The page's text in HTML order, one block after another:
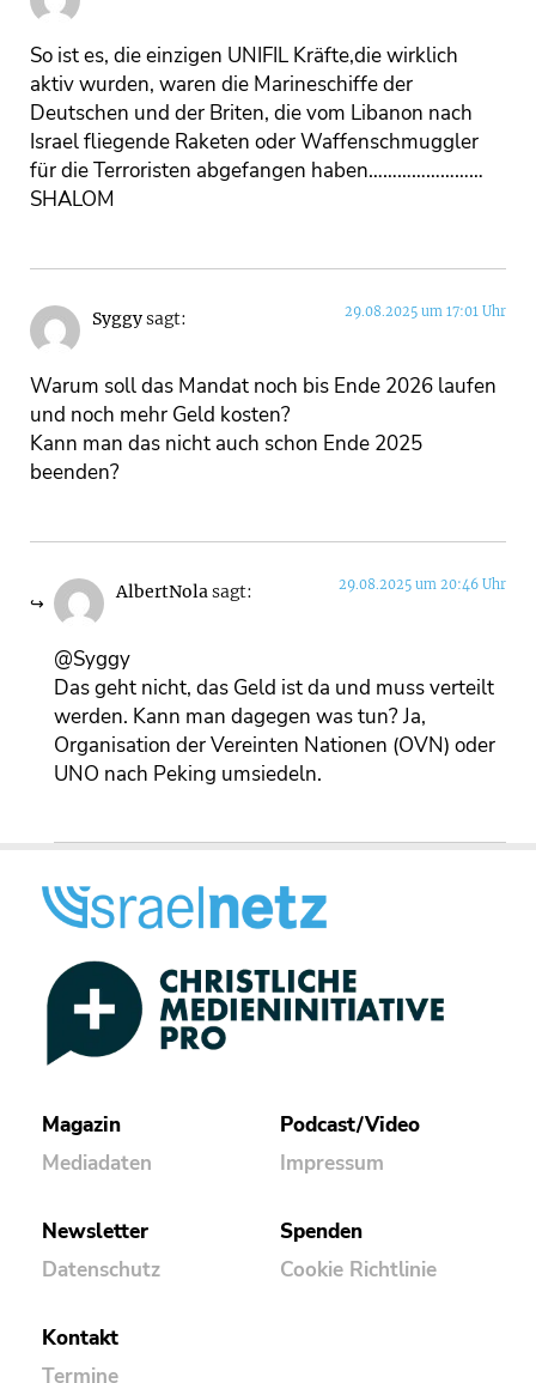
So ist es, die einzigen UNIFIL Kräfte,die wirklich
aktiv wurden, waren die Marineschiffe der
Deutschen und der Briten, die vom Libanon nach
Israel fliegende Raketen oder Waffenschmuggler
für die Terroristen abgefangen haben……………………
SHALOM
Syggysagt: 29.08.2025 um 17:01 Uhr
Warum soll das Mandat noch bis Ende 2026 laufen
und noch mehr Geld kosten?
Kann man das nicht auch schon Ende 2025
beenden?
AlbertNolasagt: 29.08.2025 um 20:46 Uhr
@Syggy
Das geht nicht, das Geld ist da und muss verteilt
werden. Kann man dagegen was tun? Ja,
Organisation der Vereinten Nationen (OVN) oder
UNO nach Peking umsiedeln.
Magazin
Mediadaten
Podcast/Video
Impressum
Newsletter
Datenschutz
Spenden
Cookie Richtlinie
Kontakt
Termine